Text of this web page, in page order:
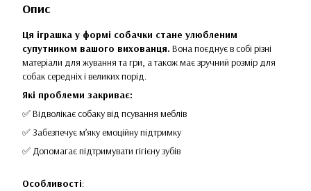
Опис
Ця іграшка у формі собачки стане улюбленим
супутником вашого вихованця. Вона поєднує в собі різні
матеріали для жування та гри, а також має зручний розмір для
собак середніх і великих порід.
Які проблеми закриває:
✅ Відволікає собаку від псування меблів
✅ Забезпечує м’яку емоційну підтримку
✅ Допомагає підтримувати гігієну зубів
Особливості: